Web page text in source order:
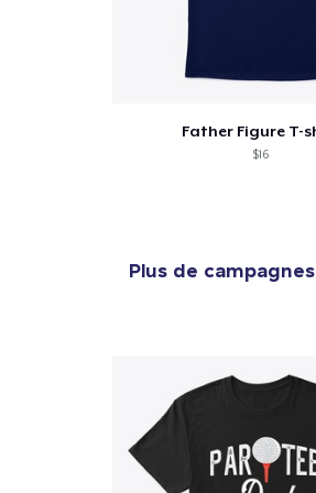
Father Figure T-
$16
Plus de